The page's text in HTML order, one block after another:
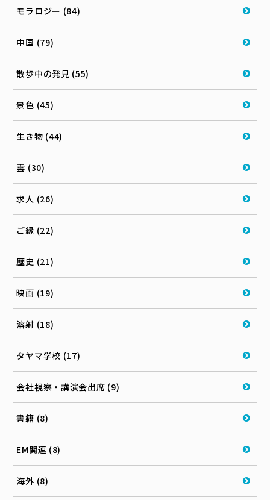
モラロジー (84)
中国 (79)
散歩中の発見 (55)
景色 (45)
生き物 (44)
雲 (30)
求人 (26)
ご縁 (22)
歴史 (21)
映画 (19)
溶射 (18)
タヤマ学校 (17)
会社視察・講演会出席 (9)
書籍 (8)
EM関連 (8)
海外 (8)